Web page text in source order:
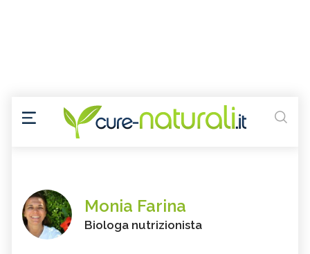
Monia Farina
Biologa nutrizionista